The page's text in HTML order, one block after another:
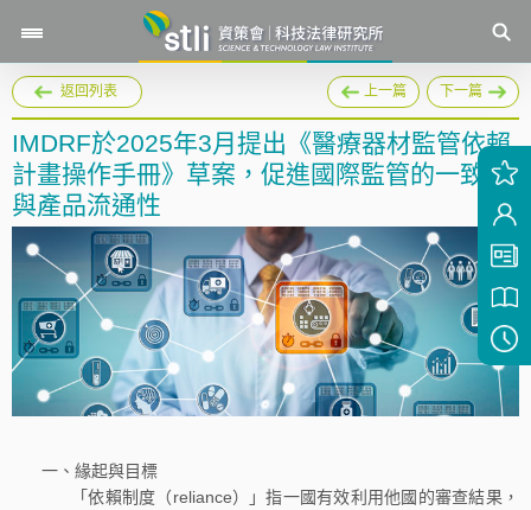
返回列表 上一篇 下一篇
IMDRF於2025年3月提出《醫療器材監管依賴
計畫操作手冊》草案，促進國際監管的一致性
與產品流通性
一、緣起與目標
「依賴制度（reliance）」指一國有效利用他國的審查結果，